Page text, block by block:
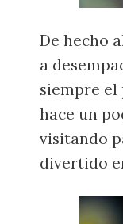
De hecho
a
siempre el
hace un
visitando
divertido